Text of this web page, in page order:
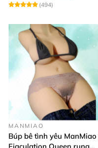
(494)
MANMIAO
Búp bê tình yêu ManMiao
Ejaculation Queen rung